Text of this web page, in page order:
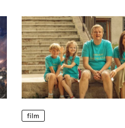
film